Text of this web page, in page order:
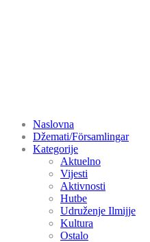
Naslovna
Džemati/Församlingar
Kategorije
Aktuelno
Vijesti
Aktivnosti
Hutbe
Udruženje Ilmijje
Kultura
Ostalo